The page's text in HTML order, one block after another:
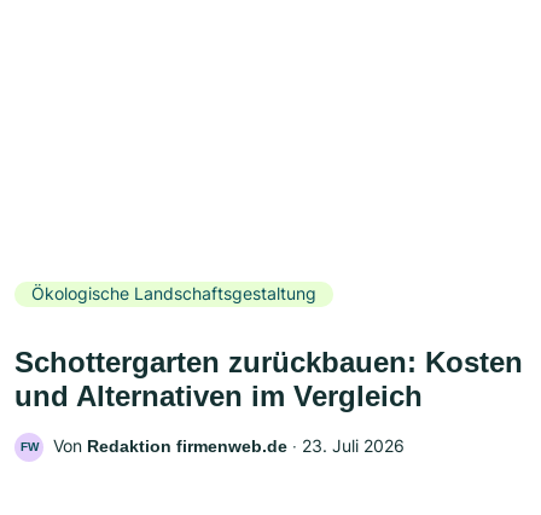
Ökologische Landschaftsgestaltung
Schottergarten zurückbauen: Kosten
und Alternativen im Vergleich
FW Von Redaktion firmenweb.de ‧ 23. Juli 2026